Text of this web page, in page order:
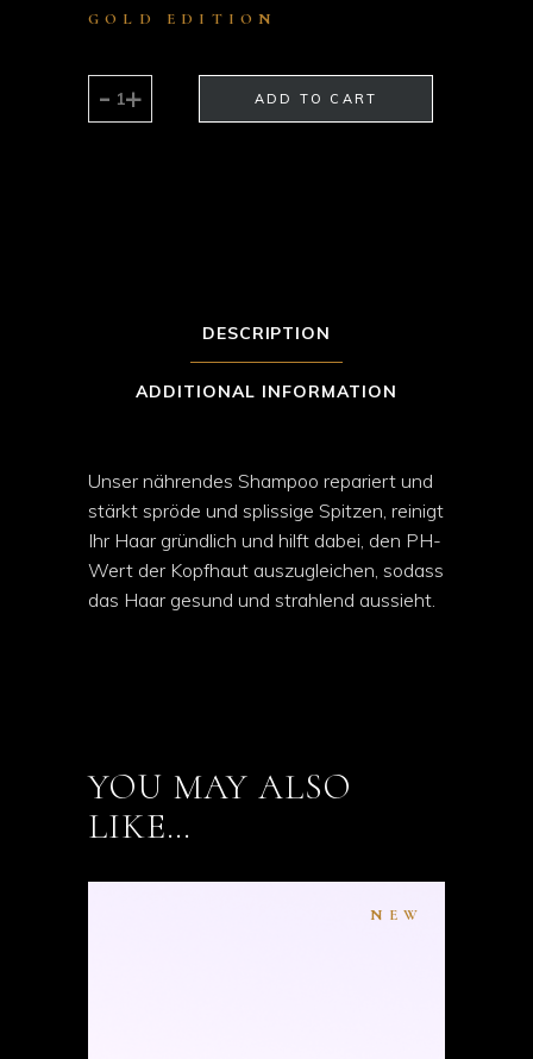
GOLD EDITION
ARGAN
OIL
- + ADD TO CART
DESCRIPTION
ADDITIONAL INFORMATION
Unser nährendes Shampoo repariert und
stärkt spröde und splissige Spitzen, reinigt
Ihr Haar gründlich und hilft dabei, den PH-
Wert der Kopfhaut auszugleichen, sodass
das Haar gesund und strahlend aussieht.
YOU MAY ALSO
LIKE…
NEW